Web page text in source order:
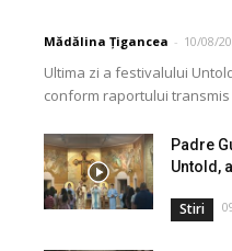
Mădălina Țigancea - 10/08/
Ultima zi a festivalului
conform raportului
Padre
Untold,
Stiri